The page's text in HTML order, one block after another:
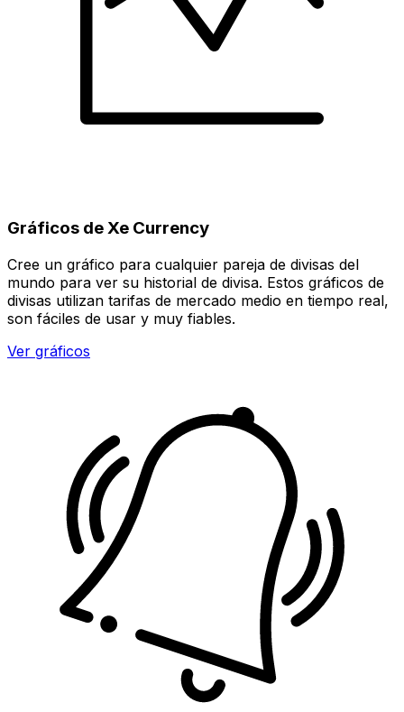
Gráficos de Xe Currency
Cree un gráfico para cualquier pareja de divisas del
mundo para ver su historial de divisa. Estos gráficos de
divisas utilizan tarifas de mercado medio en tiempo real,
son fáciles de usar y muy fiables.
Ver gráficos